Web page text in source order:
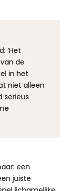
‘Het
de
in het
niet alleen
serieus
een
juiste